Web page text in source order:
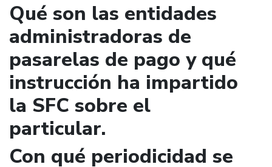
Qué son las entidades
administradoras de
pasarelas de pago y qué
instrucción ha impartido
la SFC sobre el
particular.
Con qué periodicidad se